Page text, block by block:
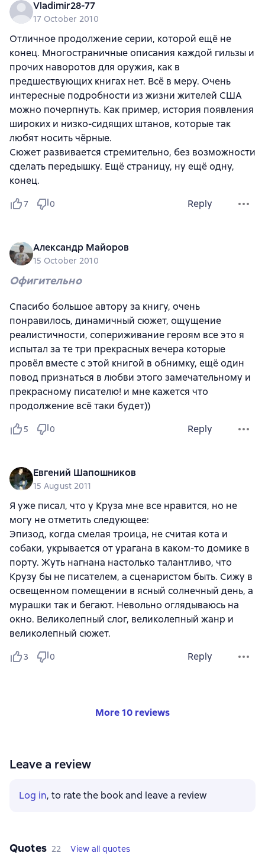
Vladimir28-77
17 October 2010
Отличное продолжение серии, которой ещё не
конец. Многостраничные описания каждой гильзы и
прочих наворотов для оружия, как в
предшествующих книгах нет. Всё в меру. Очень
интересные подробности из жизни жителей США
можно почерпнуть. Как пример, история появления
широких и низко-сидящих штанов, которые так
любят носить чёрные.
Сюжет развивается стремительно, без возможности
сделать передышку. Ещё страницу, ну ещё одну,
конец.
7 0 Reply
Александр Майоров
15 October 2010
Офигительно
Спасибо большое автору за книгу, очень
понравилось, динамичный сюжет, ощущение
реалистичности, сопериживание героям все это я
испытал за те три прекрасных вечера которые
провёл вместе с этой книгой в обнимку, ещё один
повод признаться в любви этого замечательному и
прекрасному писателю! и мне кажется что
продолжение всё таки будет))
5 0 Reply
Евгений Шапошников
15 August 2011
Я уже писал, что у Круза мне все нравится, но не
могу не отметить следующее:
Эпизод, когда смелая троица, не считая кота и
собаки, укрывается от урагана в каком-то домике в
порту. Жуть нагнана настолько талантливо, что
Крузу бы не писателем, а сценаристом быть. Сижу в
освещенном помещении в ясный солнечный день, а
мурашки так и бегают. Невольно оглядываюсь на
окно. Великолепный слог, великолепный жанр и
великолепный сюжет.
3 0 Reply
More 10 reviews
Leave a review
Log in, to rate the book and leave a review
Quotes 22 View all quotes